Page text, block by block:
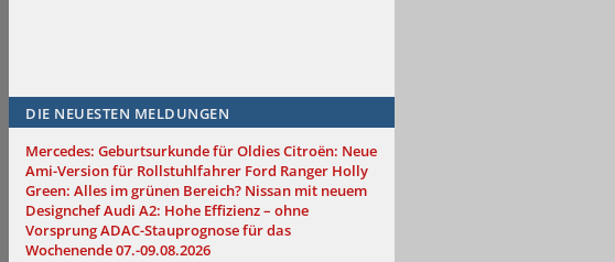
DIE NEUESTEN MELDUNGEN
Mercedes: Geburtsurkunde für OldiesCitroën: Neue
Ami-Version für Rollstuhlfahrer Ford Ranger Holly
Green: Alles im grünen Bereich? Nissan mit neuem
DesignchefAudi A2: Hohe Effizienz – ohne
VorsprungADAC-Stauprognose für das
Wochenende 07.-09.08.2026